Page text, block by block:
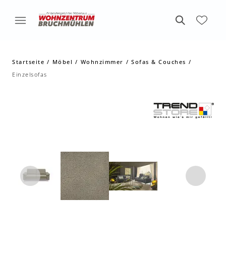
Startseite Möbel Wohnzimmer
Sofas & Couches
Einzelsofas